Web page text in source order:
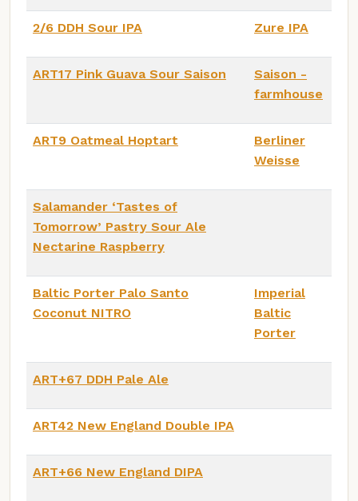
2/6 DDH Sour IPA Zure IPA
ART17 Pink Guava Sour Saison
Saison -
farmhouse
ART9 Oatmeal Hoptart
Berliner
Weisse
Salamander ‘Tastes of
Tomorrow’ Pastry Sour Ale
Nectarine Raspberry
Baltic Porter Palo Santo
Coconut NITRO
Imperial
Baltic
Porter
ART+67 DDH Pale Ale
ART42 New England Double IPA
ART+66 New England DIPA